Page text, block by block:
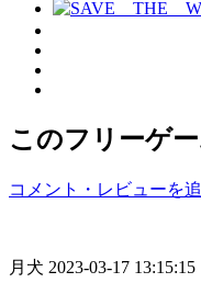
このフリーゲ
コメント・レビューを
月犬 2023-03-17 13:15:15